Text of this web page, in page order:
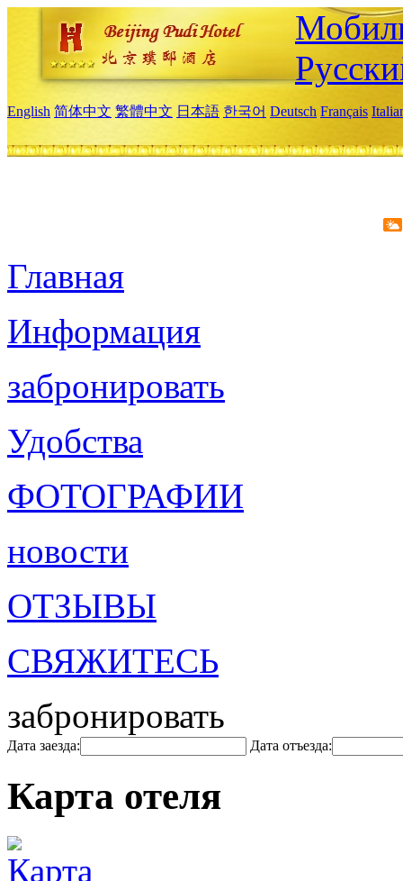
English 简体中文 繁體中文 日本語 한국어 Deutsch Français
Главная
Информация
забронировать
Удобства
ФОТОГРАФИИ
новости
ОТЗЫВЫ
СВЯЖИТЕСЬ
забронировать
Дата заезда: Дата отъезда:
Карта отеля